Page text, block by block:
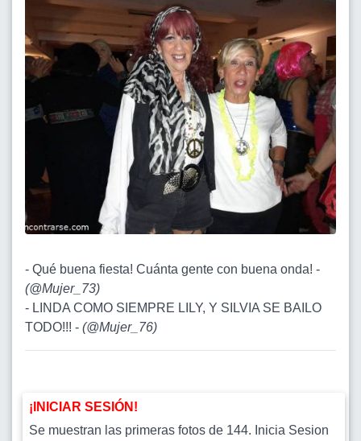
- Qué buena fiesta! Cuánta gente con buena onda! -
(@Mujer_73)
- LINDA COMO SIEMPRE LILY, Y SILVIA SE BAILO
TODO!!! - (@Mujer_76)
¡INICIAR SESIÓN!
Se muestran las primeras fotos de 144. Inicia Sesion